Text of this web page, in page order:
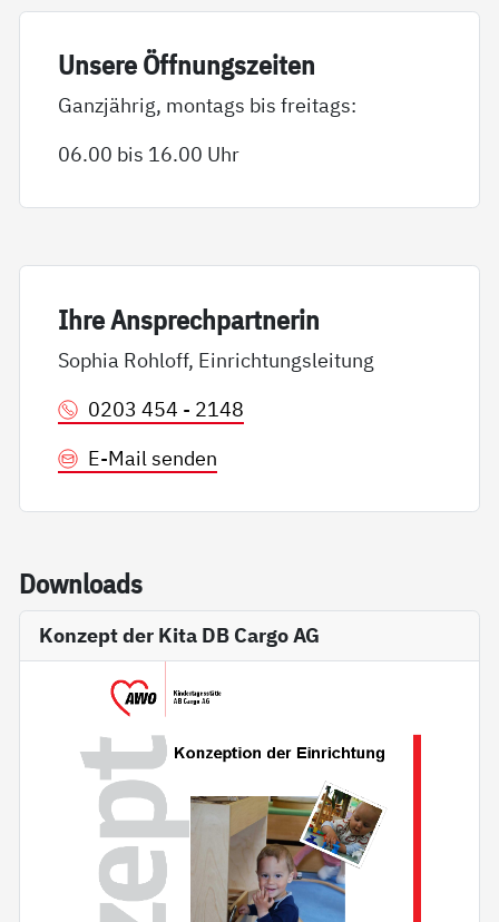
Un­se­re Öff­nungs­zei­ten
Ganzjährig, montags bis freitags:
06.00 bis 16.00 Uhr
Ih­re An­sp­rech­part­ne­rin
Sophia Rohloff, Einrichtungsleitung
0203 454 - 2148
E-Mail senden
Down­loads
Konzept der Kita DB Cargo AG